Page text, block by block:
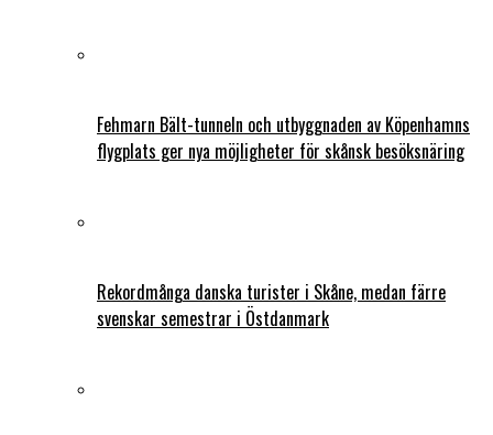
Fehmarn Bält-tunneln och utbyggnaden av Köpenhamns
flygplats ger nya möjligheter för skånsk besöksnäring
Rekordmånga danska turister i Skåne, medan färre
svenskar semestrar i Östdanmark